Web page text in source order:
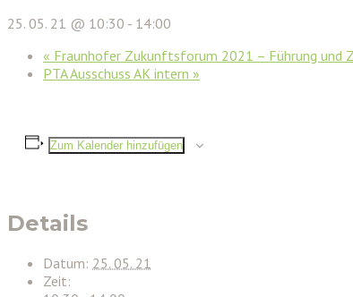
25. 05. 21 @ 10:30 - 14:00
« Fraunhofer Zukunftsforum 2021 – Führung und
PTA Ausschuss AK intern »
Zum Kalender hinzufügen
Details
Datum: 25. 05. 21
Zeit: